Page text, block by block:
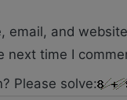
email, and
next time I
Please solve: